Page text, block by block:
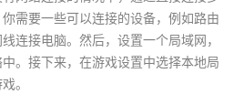
需要一些可以连接的设备，例如路由
连接电脑。然后，设置一个局域网，
。接下来，在游戏设置中选择本地局
。